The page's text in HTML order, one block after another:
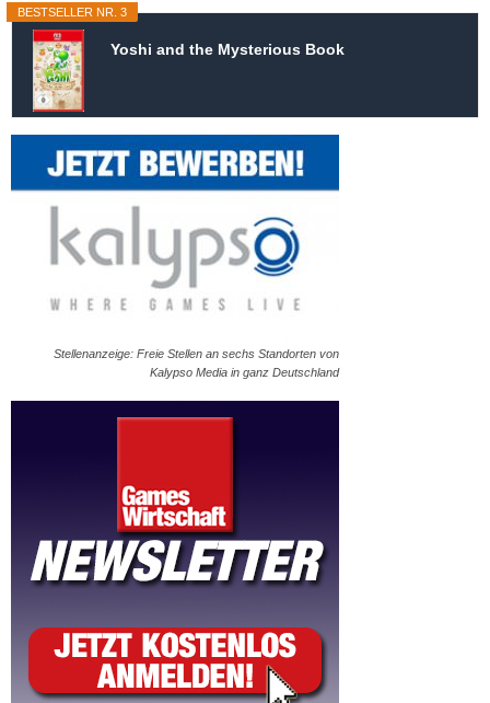
BESTSELLER NR. 3
Yoshi and the Mysterious Book
Stellenanzeige: Freie Stellen an sechs Standorten von
Kalypso Media in ganz Deutschland